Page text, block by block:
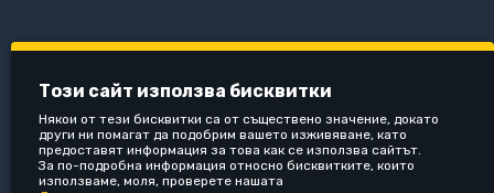
Този сайт използва бисквитки
Някои от тези бисквитки са от съществено значение, докато
други ни помагат да подобрим вашето изживяване, като
предоставят информация за това как се използва сайтът.
За по-подробна информация относно бисквитките, които
използваме, моля, проверете нашата